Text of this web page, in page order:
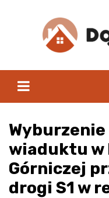
wiaduktu w
Górniczej
drogi S1 w